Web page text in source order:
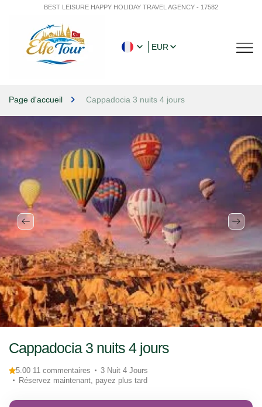
BEST LEISURE HAPPY HOLIDAY TRAVEL AGENCY - 17582
EUR
Page d'accueil Cappadocia 3 nuits 4 jours
Cappadocia 3 nuits 4 jours
5.00 11 commentaires
3 Nuit 4 Jours
Réservez maintenant, payez plus tard